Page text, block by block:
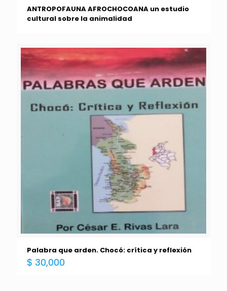
ANTROPOFAUNA AFROCHOCOANA un estudio
cultural sobre la animalidad
Palabra que arden. Chocó: crítica y reflexión
$ 30,000